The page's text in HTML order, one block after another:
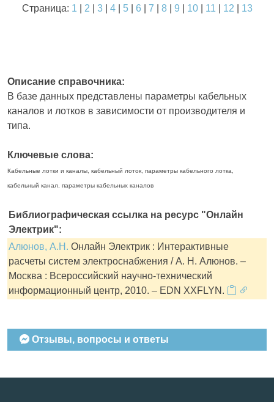
Страница: 1 2 3| 4| 5| 6 7 8| 9 10| 11 12 13
Описание справочника:
В базе данных представлены параметры кабельных
каналов и лотков в зависимости от производителя и
типа.
Ключевые слова:
Кабельные лотки и каналы, кабельный лоток, параметры кабельного лотка,
кабельный канал, параметры кабельных каналов
Библиографическая ссылка на ресурс "Онлайн
Электрик":
Алюнов, А.Н. Онлайн Электрик : Интерактивные
расчеты систем электроснабжения / А. Н. Алюнов. –
Москва : Всероссийский научно-технический
информационный центр, 2010. – EDN XXFLYN.
Отзывы, вопросы и ответы